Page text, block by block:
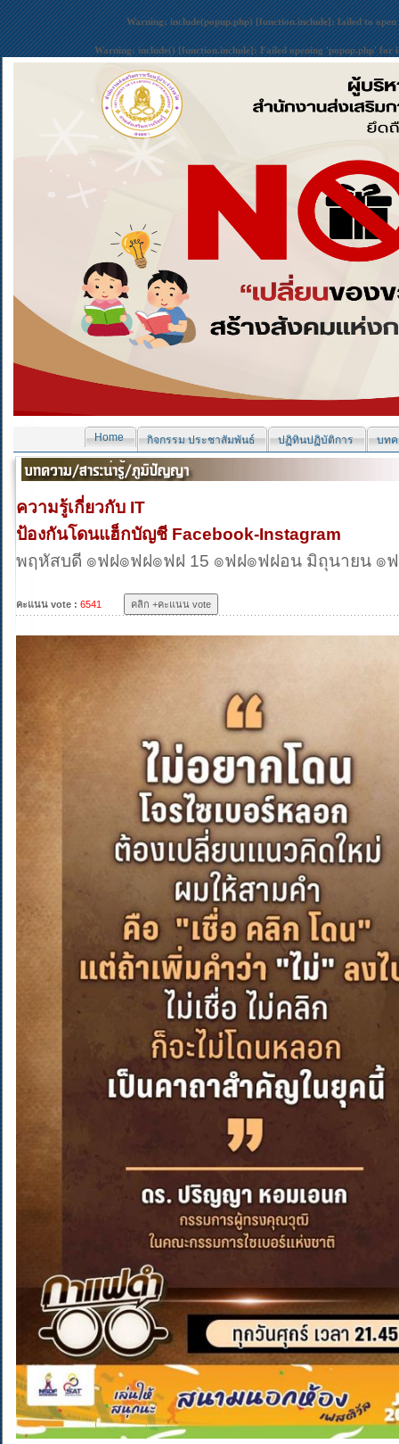
Warning: include(popup.php) [function.include]: failed to
Warning: include() [function.include]: Failed opening 'popup.php' for
Home กิจกรรม ประชาสัมพันธ์ ปฏิทินปฏิบัติการ บทค
ความรู้เกี่ยวกับ IT
ป้องกันโดนแฮ็กบัญชี Facebook-Instagram
พฤหัสบดี ๏ฟฝ๏ฟฝ๏ฟฝ 15 ๏ฟฝ๏ฟฝอน มิถุนายน ๏
คะแนน vote : 6541